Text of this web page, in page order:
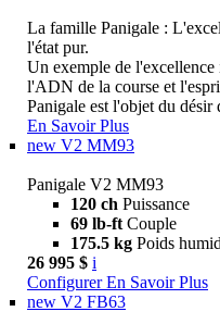
La famille Panigale :
l'état pur.
Un exemple de l'excellence
l'ADN de la course et
Panigale est l'objet du désir
En Savoir Plus
new V2 MM93
Panigale V2 MM93
120 ch Puissance
69 lb-ft Couple
175.5 kg Poids
26 995 $ i
Configurer En Savoir Plus
new V2 FB63